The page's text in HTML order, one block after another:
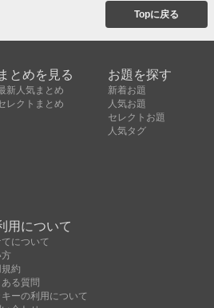
Topに戻る
まとめを見る
新人気まとめ
レクトまとめ
お題を探す
新着お題
人気お題
セレクトお題
人気タグ
用について
について
約
ある質問
キーの利用について